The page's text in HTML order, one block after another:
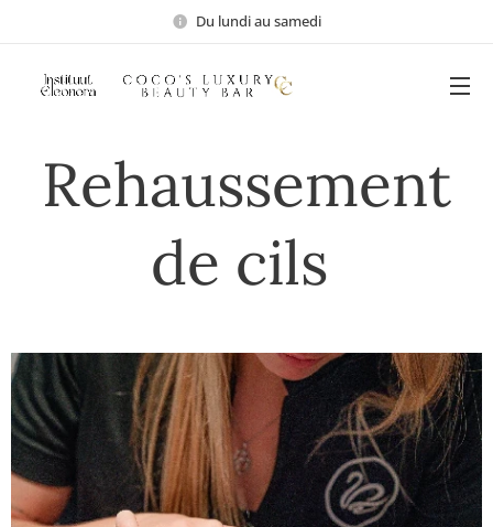
Du lundi au samedi
Rehaussement
de cils